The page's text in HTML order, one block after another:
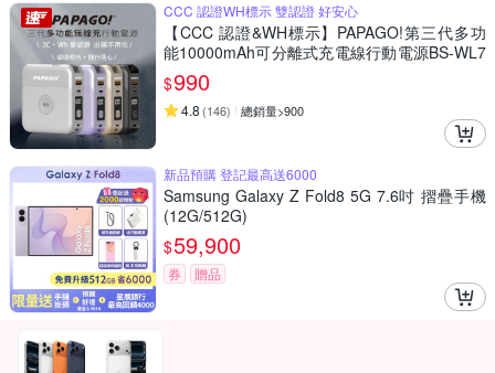
CCC 認證WH標示 雙認證 好安心
【CCC 認證&WH標示】PAPAGO!第三代多功
能10000mAh可分離式充電線行動電源BS-WL7
20-快
$990
4.8 (146) 總銷量>900
新品預購 登記最高送6000
Samsung Galaxy Z Fold8 5G 7.6吋 摺疊手機
(12G/512G)
$59,900
券 贈品